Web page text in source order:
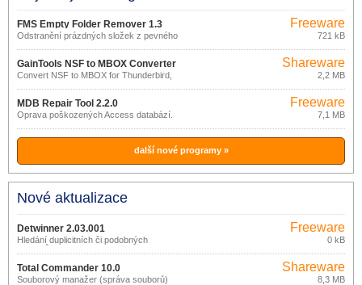
FMS Empty Folder Remover 1.3
Odstranění prázdných složek z pevného
Freeware
721 kB
GainTools NSF to MBOX Converter
1.0.1
Convert NSF to MBOX for Thunderbird,
tool
Shareware
2,2 MB
MDB Repair Tool 2.2.0
Oprava poškozených Access databází.
Freeware
7,1 MB
další nové programy »
Nové aktualizace
Detwinner 2.03.001
Hledání duplicitních či podobných
souborů
Freeware
0 kB
Total Commander 10.0
Souborový manažer (správa souborů)
Shareware
8,3 MB